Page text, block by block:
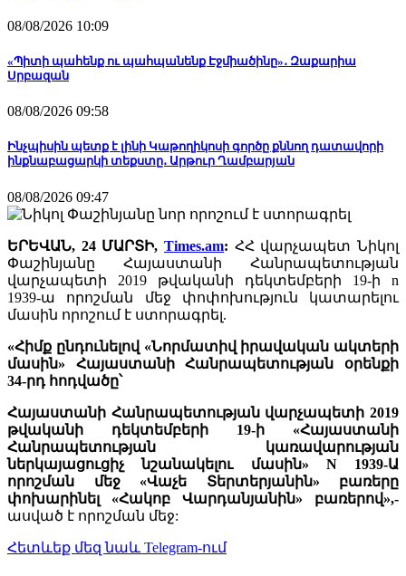
08/08/2026 10:09
«Պիտի պահենք ու պահպանենք Էջմիածինը»․ Զաքարիա
Սրբազան
08/08/2026 09:58
Ինչպիսին պետք է լինի Կաթողիկոսի գործը քննող դատավորի
ինքնաբացարկի տեքստը․ Արթուր Ղամբարյան
08/08/2026 09:47
ԵՐԵՎԱՆ, 24 ՄԱՐՏԻ, Times.am: ՀՀ վարչապետ Նիկոլ
Փաշինյանը Հայաստանի Հանրապետության
վարչապետի 2019 թվականի դեկտեմբերի 19-ի n
1939-ա որոշման մեջ փոփոխություն կատարելու
մասին որոշում է ստորագրել.
«Հիմք ընդունելով «Նորմատիվ իրավական ակտերի
մասին» Հայաստանի Հանրապետության օրենքի
34-րդ հոդվածը՝
Հայաստանի Հանրապետության վարչապետի 2019
թվականի դեկտեմբերի 19-ի «Հայաստանի
Հանրապետության կառավարության
ներկայացուցիչ նշանակելու մասին» N 1939-Ա
որոշման մեջ «Վաչե Տերտերյանին» բառերը
փոխարինել «Հակոբ Վարդանյանին» բառերով»,-
ասված է որոշման մեջ:
Հետևեք մեզ նաև Telegram-ում